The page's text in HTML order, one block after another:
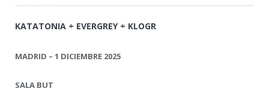
KATATONIA + EVERGREY + KLOGR
MADRID – 1 DICIEMBRE 2025
SALA BUT